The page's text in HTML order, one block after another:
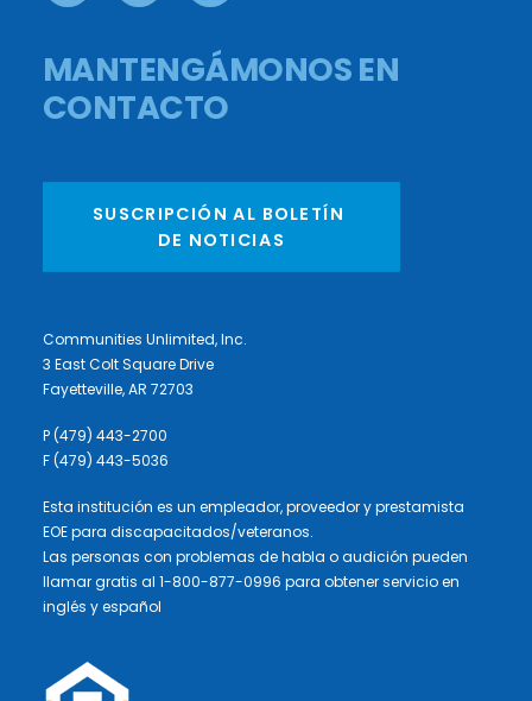
MANTENGÁMONOS EN
CONTACTO
SUSCRIPCIÓN AL BOLETÍN
DE NOTICIAS
Communities Unlimited, Inc.
3 East Colt Square Drive
Fayetteville, AR 72703
P (479) 443-2700
F (479) 443-5036
Esta institución es un empleador, proveedor y prestamista
EOE para discapacitados/veteranos.
Las personas con problemas de habla o audición pueden
llamar gratis al 1-800-877-0996 para obtener servicio en
inglés y español